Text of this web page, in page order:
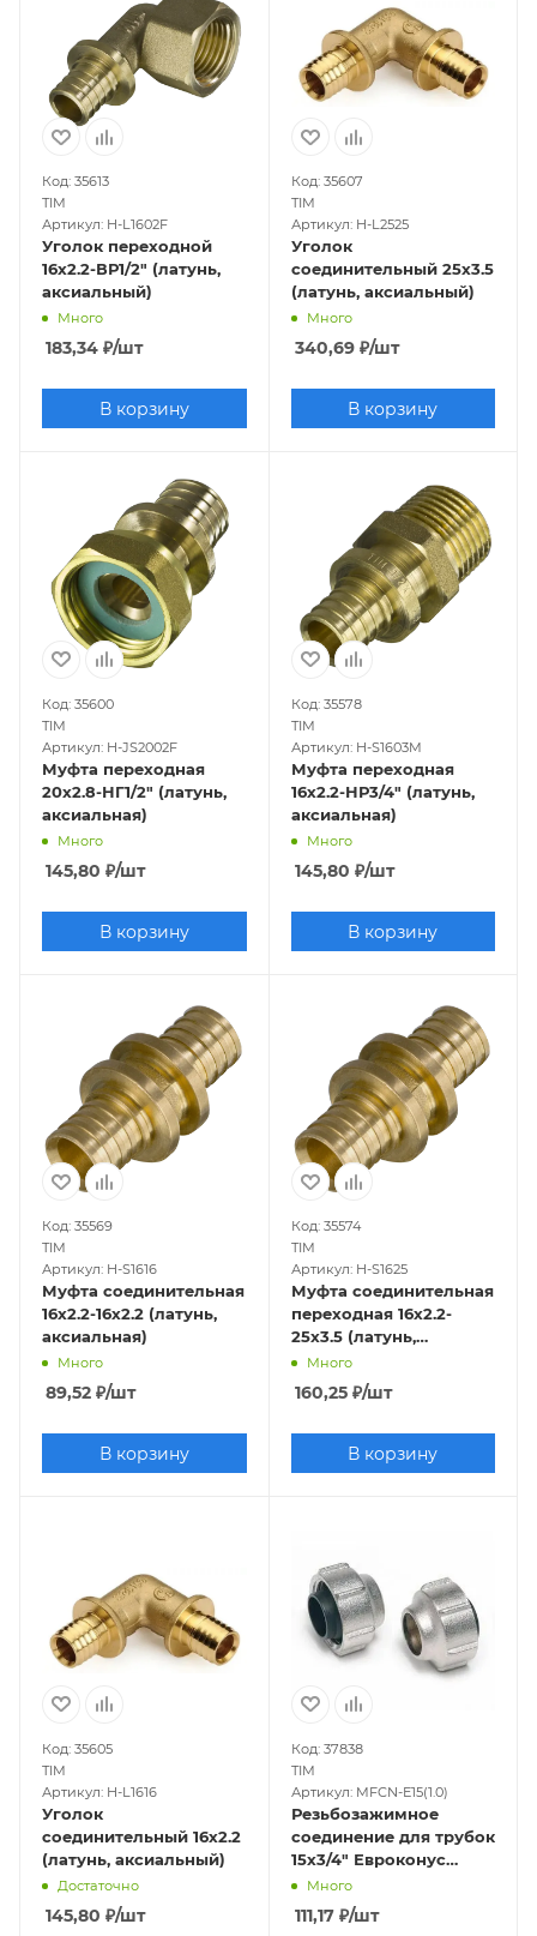
Код: 35613
TIM
Артикул: H-L1602F
Уголок переходной
16х2.2-ВР1/2" (латунь,
аксиальный)
Много
183,34 ₽/шт
В корзину
Код: 35607
TIM
Артикул: H-L2525
Уголок
соединительный 25х3.5
(латунь, аксиальный)
Много
340,69₽/шт
В корзину
Код: 35600
TIM
Артикул: H-JS2002F
Муфта переходная
20х2.8-НГ1/2" (латунь,
аксиальная)
Много
145,80 ₽/шт
В корзину
Код: 35578
TIM
Артикул: H-S1603M
Муфта переходная
16х2.2-НР3/4" (латунь,
аксиальная)
Много
145,80 ₽/шт
В корзину
Код: 35569
TIM
Артикул: H-S1616
Муфта соединительная
16х2.2-16х2.2 (латунь,
аксиальная)
Много
89,52 ₽/шт
В корзину
Код: 35574
TIM
Артикул: H-S1625
Муфта соединительная
переходная 16х2.2-
25х3.5 (латунь,
аксиальная)
Много
160,25₽/шт
В корзину
Код: 35605
TIM
Артикул: H-L1616
Уголок
соединительный 16х2.2
(латунь, аксиальный)
Достаточно
145,80 ₽/шт
Код: 37838
TIM
Артикул: MFCN-E15(1.0)
Резьбозажимное
соединение для трубок
15х3/4" Евроконус
(пара)
Много
111,17₽/шт